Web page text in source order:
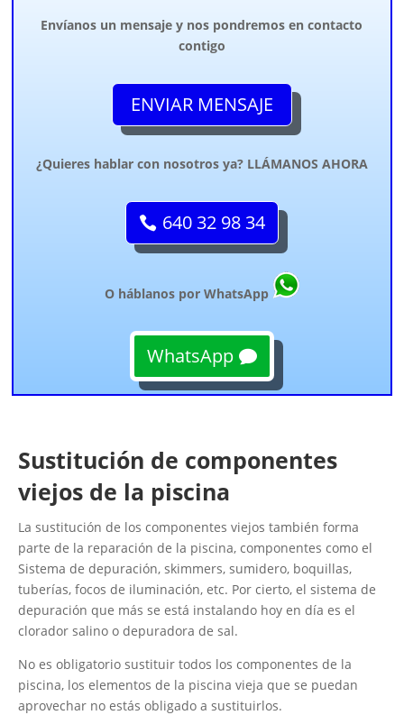
Envíanos un mensaje y nos pondremos en contacto
contigo
ENVIAR MENSAJE
¿Quieres hablar con nosotros ya? LLÁMANOS AHORA
640 32 98 34
O háblanos por WhatsApp
WhatsApp
Sustitución de componentes
viejos de la piscina
La sustitución de los componentes viejos también forma
parte de la reparación de la piscina, componentes como el
Sistema de depuración, skimmers, sumidero, boquillas,
tuberías, focos de iluminación, etc. Por cierto, el sistema de
depuración que más se está instalando hoy en día es el
clorador salino o depuradora de sal.
No es obligatorio sustituir todos los componentes de la
piscina, los elementos de la piscina vieja que se puedan
aprovechar no estás obligado a sustituirlos.